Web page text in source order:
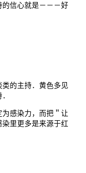
信心就是－－－好
的主持．黄色多见
感染力，而把＂让
里更多是来源于红